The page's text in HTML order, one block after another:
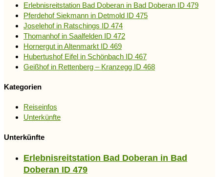
Erlebnisreitstation Bad Doberan in Bad Doberan ID 479
Pferdehof Siekmann in Detmold ID 475
Joselehof in Ratschings ID 474
Thomanhof in Saalfelden ID 472
Hornergut in Altenmarkt ID 469
Hubertushof Eifel in Schönbach ID 467
Geißhof in Rettenberg – Kranzegg ID 468
Kategorien
Reiseinfos
Unterkünfte
Unterkünfte
Erlebnisreitstation Bad Doberan in Bad
Doberan ID 479